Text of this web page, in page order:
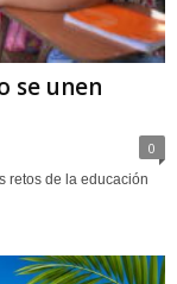
se unen
0
retos de la educación